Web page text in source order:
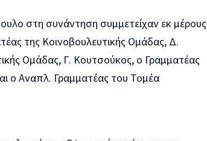
στη συνάντηση συμμετείχαν εκ μέρους
της Κοινοβουλευτικής Ομάδας, Δ.
Ομάδας, Γ. Κουτσούκος, ο Γραμματέας
ο Αναπλ. Γραμματέας του Τομέα